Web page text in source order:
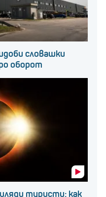
словашки
оборот
туристи: как